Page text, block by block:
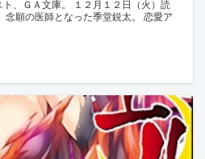
、ＧＡ文庫。 １２月１２日（火）読
念願の医師となった季堂鋭太。 恋愛ア